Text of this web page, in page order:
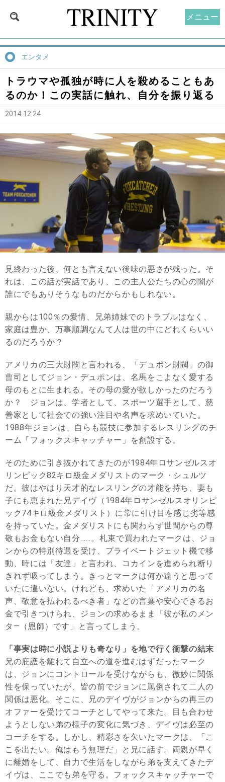
エンタメ
トラウマや孤独が時に人を殺めることもあ
るのか！この実話に触れ、自分を振り返る
2014.12.24
見終わった後、何とも言えない後味の悪さが残った。そ
れは、この話が実話であり、この主人公たちの心の闇が
誰にでもありそうなものだからかもしれない。
親からは100％の愛情、兄弟姉妹でのトラブルはなく、
家庭は豊か、万事順調なんて人は世の中にどれくらいい
るのだろうか？
アメリカの三大財閥と言われる、「デュポン財閥」の御
曹司としてジョン・デュポンは、名馬をこよなく愛する
母のもとに生まれる。その母の愛が欲しかったのだろう
か？ ジョンは、学者として、スポーツ選手として、慈
善家として社会での強い注目や名声を求めいていた。
1988年ジョンは、自らも競技に参加するレスリングのチ
ーム「フォックスキャッチャー」を創設する。
そのために引き抜かれてきたのが1984年ロサンゼルスオ
リンピック82キロ級金メダリストのマーク・シュルツ
だ。彼はやはり天才的なレスリングの才能を持ち、妻も
子にも恵まれた兄デイヴ（1984年ロサンゼルスオリンピ
ック74キロ級金メダリスト）に常に引け目を感じ劣等感
を持っていた。金メダリストにも関わらず世間からの尊
敬もお金もない自分……。札束で買われたマークは、ジョ
ンからの特別待遇を受け、プライベートジェット機で移
動、時には「友達」と言われ、コカインを進められ断り
きれず吸ってしまう。きっとマークは何か違うと思って
いたに違いない。けれども、求めいた「アメリカの名
声、敬意を払われるべき者」などの言葉や安心できるお
金で引きつけられ、ジョンの求めるまま「彼が私のメン
タ―（恩師）です」と言ってしまう。
「事実は時に小説よりも奇なり」を地で行く衝撃の結末
兄の庇護を離れて自立への道を進むはずだったマーク
は、ジョンにコントロールを受けながらも、微妙に関係
性を保っていたが、皆の前でジョンに罵倒されて二人の
関係は悪化。そこに、兄のデイヴがジョンからの再三の
オファーを受けてコーチとしてやって来た。目も合わせ
ようとしない弟の様子の変化に気づき、デイヴは必至の
コーチをする。しかし、精彩さを欠いたマークは、「こ
こを出たい。俺はもう無理だ」と兄に話す。両親が早く
に離婚をして、自力で生活をしながら弟を支えてきたデ
イヴは、ここでも弟を守る。フォックスキャッチャーで
メニュー